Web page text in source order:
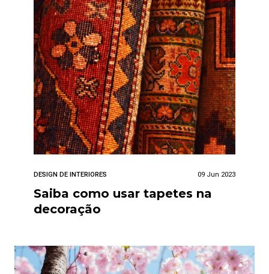
DESIGN DE INTERIORES 09 Jun 2023
Saiba como usar tapetes na
decoração